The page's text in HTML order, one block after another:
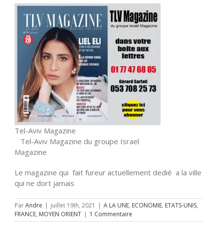
Tel-Aviv Magazine
Tel-Aviv Magazine du groupe Israel
Magazine
Le magazine qui fait fureur actuellement dedié a la ville
qui ne dort jamais
ParAndre | juillet 19th, 2021 | A LA UNE, ECONOMIE, ETATS-UNIS,
FRANCE, MOYEN ORIENT | 1 Commentaire